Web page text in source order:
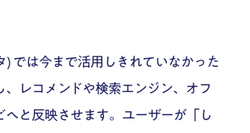
) では今まで活用しきれていなかった
、レコメンドや検索エンジン、オフ
へと反映させます。ユーザーが「し